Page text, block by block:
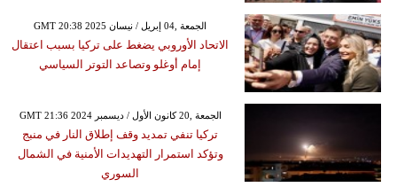
GMT 20:38 2025 الجمعة ,04 إبريل / نيسان
الاتحاد الأوروبي يضغط على تركيا بسبب اعتقال
إمام أوغلو وتصاعد التوتر السياسي
GMT 21:36 2024 الجمعة ,20 كانون الأول / ديسمبر
تركيا تنفي تمديد وقف إطلاق النار في منبج
وتؤكد استمرار التهديدات الأمنية في الشمال
السوري